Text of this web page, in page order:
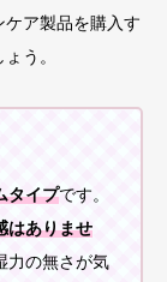
ケア製品を購入す
う。
タイプです。
はありませ
力の無さが気